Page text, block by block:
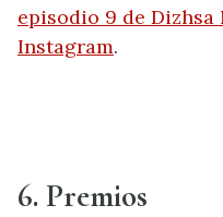
episodio 9 de Dizhsa
Instagram.
6. Premios